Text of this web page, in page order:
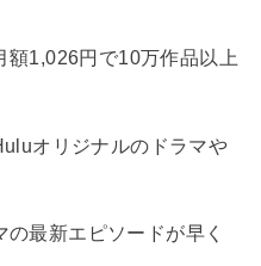
額1,026円で10万作品以上
オリジナルのドラマや
の最新エピソードが早く